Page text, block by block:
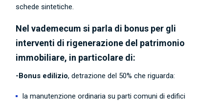
schede sintetiche.
Nel vademecum si parla di bonus per gli
interventi di rigenerazione del patrimonio
immobiliare, in particolare di:
-Bonus edilizio, detrazione del 50% che riguarda:
la manutenzione ordinaria su parti comuni di edifici